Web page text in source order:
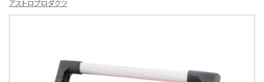
アストロプロダクツ